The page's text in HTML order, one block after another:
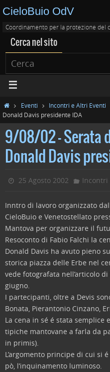
CieloBuio OdV
Coordinamento per la protezione del
Cerca nel sito
Eventi Incontri e Altri Eventi
Donald Davis presidente IDA
9/08/02 – Serata
Donald Davis
25 Agosto 2002 Incontri
Inntro di lavoro organizzato
CieloBuio e Venetostellato
Mantova per organizzare il
Resoconto di Fabio Falchi la
Donald Davis ha avuto pieno
storica piazza delle Erbe nel
vede fotografata nell’articolo
giugno.
I partecipanti, oltre a Devis
Bonata, Pierantonio Cinzano,
La cena in sé é stata semplice
tipiche mantovane a farla da
in primis).
L’argomento principe di cui si
pò, l’inquinamento luminoso.